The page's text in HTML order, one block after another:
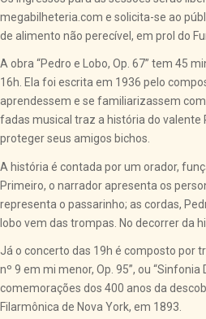
megabilheteria.com e solicita-se ao
de alimento não perecível, em prol do
A obra “Pedro e Lobo, Op. 67” tem 45
16h. Ela foi escrita em 1936 pelo
aprendessem e se familiarizassem
fadas musical traz a história do
proteger seus amigos bichos.
A história é contada por um orador,
Primeiro, o narrador apresenta os
representa o passarinho; as cordas,
lobo vem das trompas. No decorrer da
Já o concerto das 19h é composto por
nº 9 em mi menor, Op. 95”, ou
comemorações dos 400 anos da
Filarmônica de Nova York, em 1893.